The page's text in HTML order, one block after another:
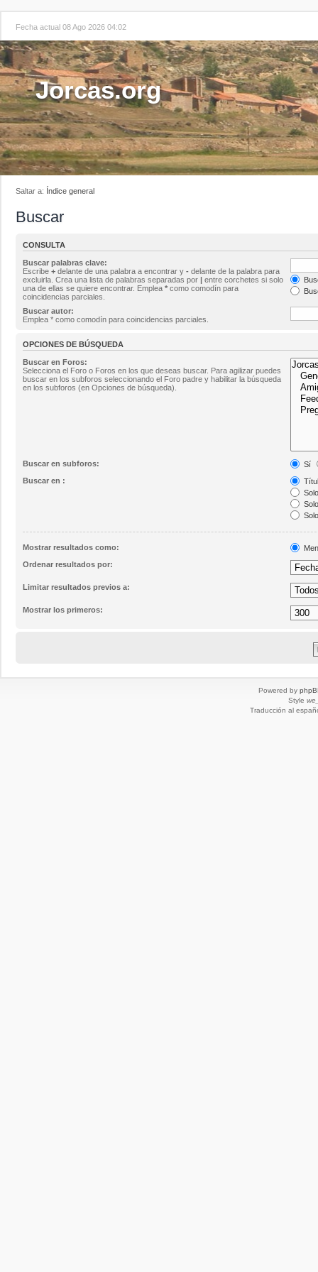
Fecha actual 08 Ago 2026 04:02
Jorcas.org
Saltar a: Índice general
Buscar
CONSULTA
Buscar palabras clave:
Escribe + delante de una palabra a encontrar y - delante de la palabra para
excluirla. Crea una lista de palabras separadas por | entre corchetes si solo
una de ellas se quiere encontrar. Emplea * como comodín para
coincidencias parciales.
Buscar autor:
Emplea * como comodín para coincidencias parciales.
OPCIONES DE BÚSQUEDA
Buscar en Foros:
Selecciona el Foro o Foros en los que deseas buscar. Para agilizar puedes
buscar en los subforos seleccionando el Foro padre y habilitar la búsqueda
en los subforos (en Opciones de búsqueda).
Buscar en subforos:
Sí
Buscar en :
Mostrar resultados como:
Ordenar resultados por:
Limitar resultados previos a:
Mostrar los primeros:
Powered by
Style
Traducción al